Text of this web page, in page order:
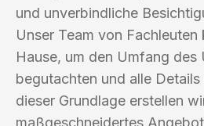
und unverbindliche
Unser Team von
Hause, um den Umfang des
begutachten und alle
dieser Grundlage erstellen
maßgeschneidertes